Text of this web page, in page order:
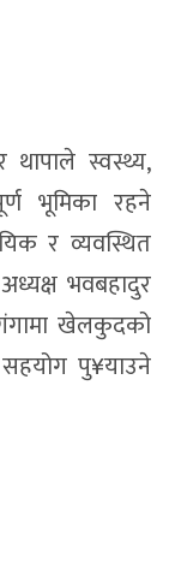
थापाले स्वस्थ्य,
भूमिका रहने
र व्यवस्थित
भवबहादुर
खेलकुदको
सहयोग पु¥याउने